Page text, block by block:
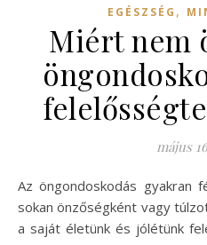
EGÉSZSÉG ,
Miért nem
május
Az öngondoskodás gyakran félreértett fogalom, amelyet
sokan önzőségként vagy
a saját életünk és jólétünk